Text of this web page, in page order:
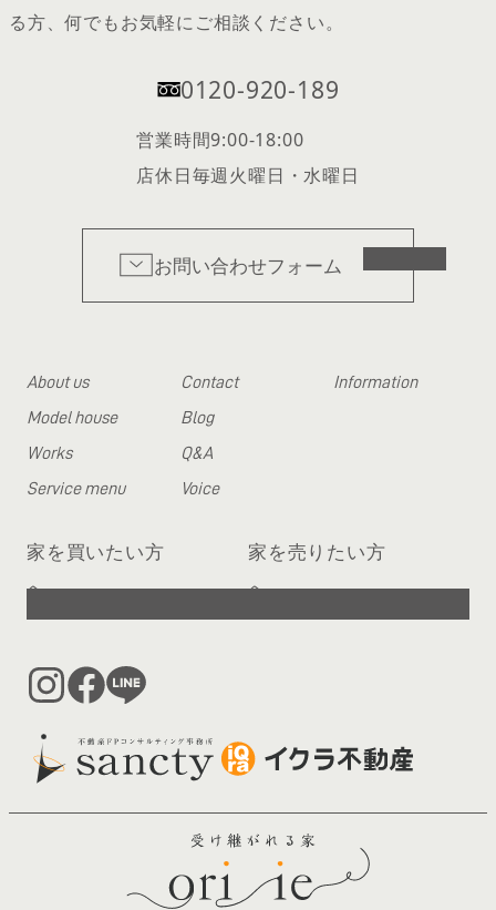
る方、何でもお気軽にご相談ください。
0120-920-189
営業時間9:00-18:00
店休日毎週火曜日・水曜日
お問い合わせフォーム
About us
Model house
Works
Service menu
Contact
Blog
Q&A
Voice
Information
家を買いたい方
へ
家を売りたい方
へ